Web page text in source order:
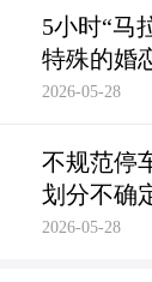
5小时“马
特殊的婚
解……
2026-05-28
不规范停
划分不确
争纷
2026-05-28